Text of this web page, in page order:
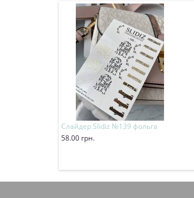
Слайдер Slidiz №139 фольга
58.00 грн.